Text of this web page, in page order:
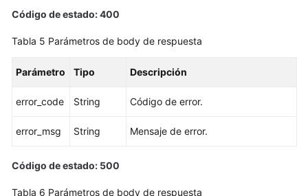
una
de
de
suscripción
Código de estado: 400
Tabla 5 Parámetros de body de respuesta
Parámetro Tipo Descripción
error_code String Código de error.
error_msg String Mensaje de error.
Código de estado: 500
Tabla 6 Parámetros de body de respuesta